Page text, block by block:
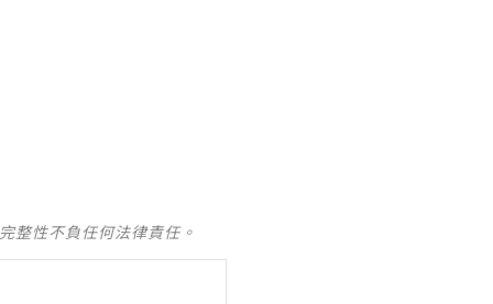
整性不負任何法律責任。